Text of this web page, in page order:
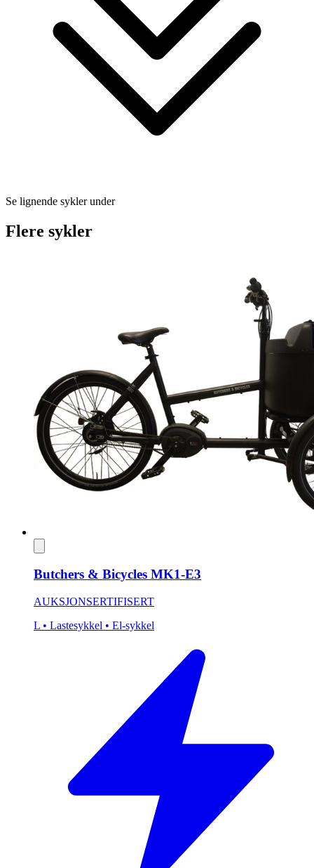
Se lignende sykler under
Flere sykler
Butchers & Bicycles MK1-E3
AUKSJONSERTIFISERT
L • Lastesykkel • El-sykkel